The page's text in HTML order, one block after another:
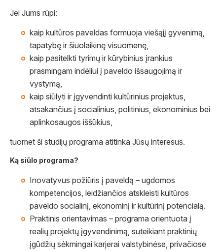
Jei Jums rūpi:
kaip kultūros paveldas formuoja viešąjį gyvenimą,
tapatybę ir šiuolaikinę visuomenę,
kaip pasitelkti tyrimų ir kūrybinius įrankius
prasmingam indėliui į paveldo išsaugojimą ir
vystymą,
kaip siūlyti ir įgyvendinti kultūrinius projektus,
atsakančius į socialinius, politinius, ekonominius bei
aplinkosaugos iššūkius,
tuomet ši studijų programa atitinka Jūsų interesus.
Ką siūlo programa?
Inovatyvus požiūris į paveldą – ugdomos
kompetencijos, leidžiančios atskleisti kultūros
paveldo socialinį, ekonominį ir kultūrinį potencialą.
Praktinis orientavimas – programa orientuota į
realių projektų įgyvendinimą, suteikiant praktinių
įgūdžių sėkmingai karjerai valstybinėse, privačiose